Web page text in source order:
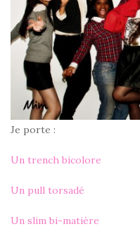
Je porte :
Un trench bicolore
Un pull torsadé
Un slim bi-matière